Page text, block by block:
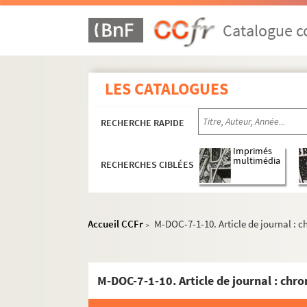
Catalogue
LES CATALOGUES
RECHERCHE RAPIDE
RECHERCHES CIBLÉES
Imprimés
multimédia
Accueil CCFr > M-DOC-7-1-10. Article de journal :